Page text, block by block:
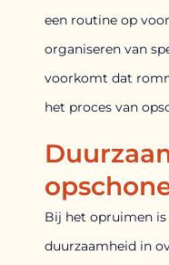
een routine op
organiseren van
voorkomt dat
het proces van
Bij het opruimen
duurzaamheid in